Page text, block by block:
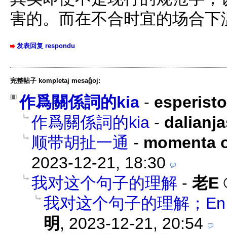
害的。而在不合时宜的场合
发表回复 respondu
完整帖子 kompletaj mesaĝoj:
作爲關係詞的kia - esperisto
作爲關係詞的kia -
顺带胡扯一通 - momenta
2023-12-21, 18:30
我对这个句子的理解 - 老E
我对这个句子的理解；
明 , 2023-12-21, 20:54